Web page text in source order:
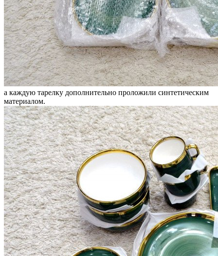
а каждую тарелку дополнительно проложили синтетическим
материалом.